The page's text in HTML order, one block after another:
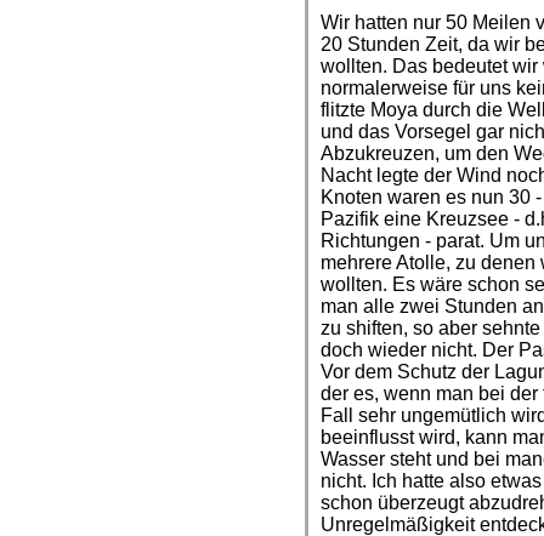
Wir hatten nur 50 Meilen
20 Stunden Zeit, da wir
wollten. Das bedeutet
normalerweise für uns
flitzte Moya durch die
und das Vorsegel gar
Abzukreuzen, um den
Nacht legte der Wind
Knoten waren es nun 30
Pazifik eine Kreuzsee -
Richtungen - parat. Um
mehrere Atolle, zu
wollten. Es wäre schon
man alle zwei Stunden
zu shiften, so aber
doch wieder nicht. Der
Vor dem Schutz der
der es, wenn man bei
Fall sehr ungemütlich
beeinflusst wird, kann
Wasser steht und bei
nicht. Ich hatte also
schon überzeugt
Unregelmäßigkeit